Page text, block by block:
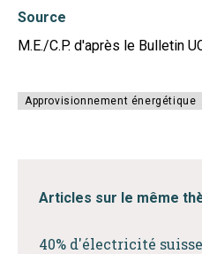
Source
M.E./C.P. d'après le Bulletin
Approvisionnement énergétique
Articles sur le même
40% d'électricité